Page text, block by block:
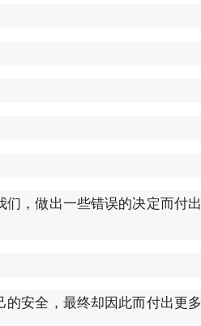
，做出一些错误的决定而付出
安全，最终却因此而付出更多